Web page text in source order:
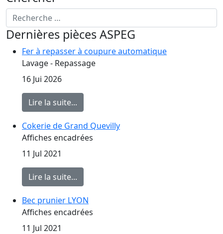
Rechercher
Dernières pièces ASPEG
Fer à repasser à coupure automatique
Détails
Lavage - Repassage
16 Jui 2026
Lire la suite...
Cokerie de Grand Quevilly
Détails
Affiches encadrées
11 Jul 2021
Lire la suite...
Bec prunier LYON
Détails
Affiches encadrées
11 Jul 2021